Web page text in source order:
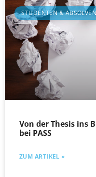
STUDENTEN &
Von der Thesis ins
bei PASS
ZUM ARTIKEL »